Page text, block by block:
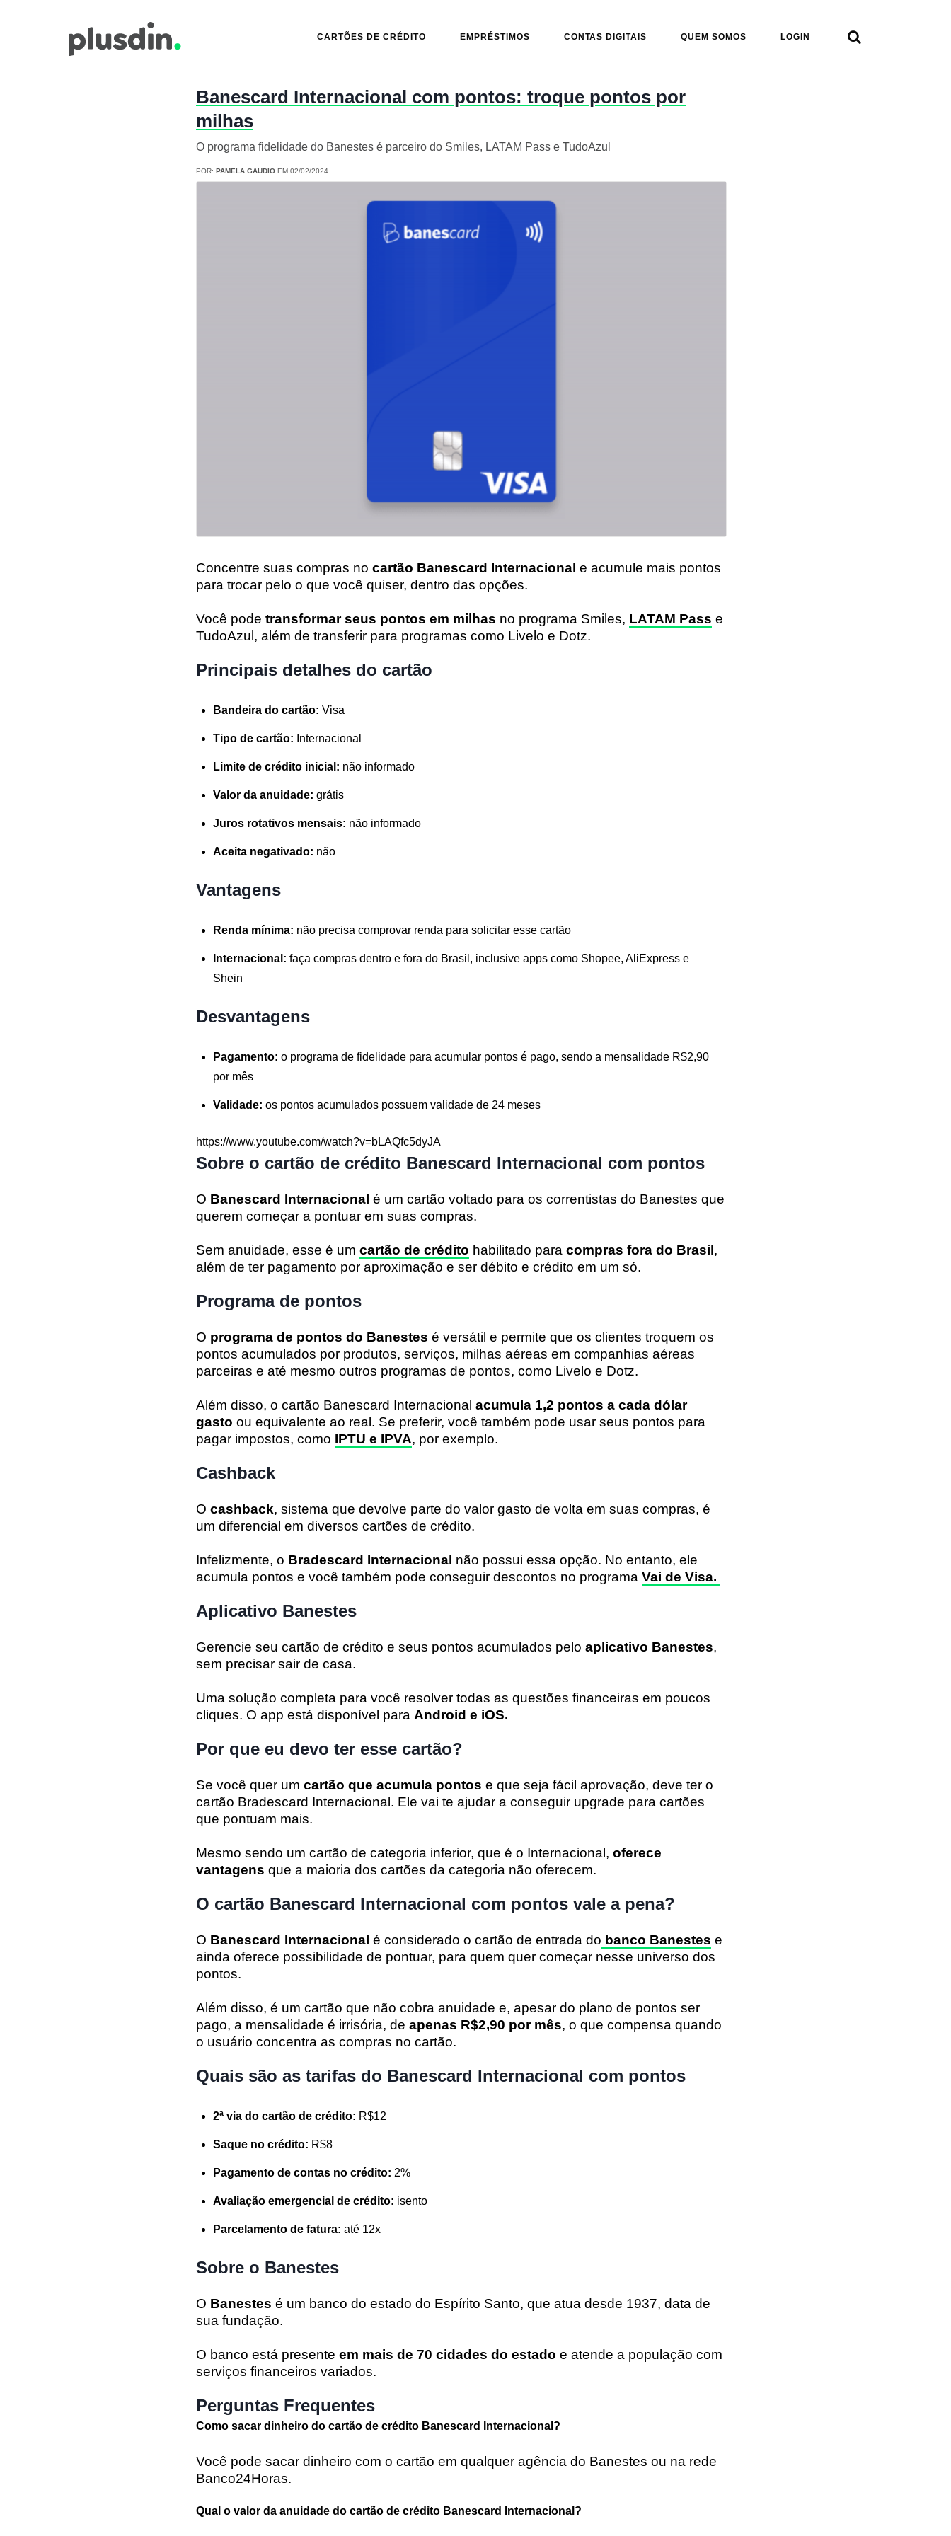
CARTÕES DE CRÉDITO EMPRÉSTIMOS CONTAS DIGITAIS QUEM SOMOS LOGIN 
Banescard Internacional com pontos: troque pontos por
milhas
O programa fidelidade do Banestes é parceiro do Smiles, LATAM Pass e TudoAzul
POR: PAMELA GAUDIO EM 02/02/2024
Concentre suas compras no cartão Banescard Internacional e acumule mais pontos
para trocar pelo o que você quiser, dentro das opções.
Você pode transformar seus pontos em milhas no programa Smiles, LATAM Pass e
TudoAzul, além de transferir para programas como Livelo e Dotz.
Principais detalhes do cartão
Bandeira do cartão: Visa
Tipo de cartão: Internacional
Limite de crédito inicial: não informado
Valor da anuidade: grátis
Juros rotativos mensais: não informado
Aceita negativado: não
Vantagens
Renda mínima: não precisa comprovar renda para solicitar esse cartão
Internacional: faça compras dentro e fora do Brasil, inclusive apps como Shopee, AliExpress e
Shein
Desvantagens
Pagamento: o programa de fidelidade para acumular pontos é pago, sendo a mensalidade R$2,90
por mês
Validade: os pontos acumulados possuem validade de 24 meses
https://www.youtube.com/watch?v=bLAQfc5dyJA
Sobre o cartão de crédito Banescard Internacional com pontos
O Banescard Internacional é um cartão voltado para os correntistas do Banestes que
querem começar a pontuar em suas compras.
Sem anuidade, esse é um cartão de crédito habilitado para compras fora do Brasil,
além de ter pagamento por aproximação e ser débito e crédito em um só.
Programa de pontos
O programa de pontos do Banestes é versátil e permite que os clientes troquem os
pontos acumulados por produtos, serviços, milhas aéreas em companhias aéreas
parceiras e até mesmo outros programas de pontos, como Livelo e Dotz.
Além disso, o cartão Banescard Internacional acumula 1,2 pontos a cada dólar
gasto ou equivalente ao real. Se preferir, você também pode usar seus pontos para
pagar impostos, como IPTU e IPVA, por exemplo.
Cashback
O cashback, sistema que devolve parte do valor gasto de volta em suas compras, é
um diferencial em diversos cartões de crédito.
Infelizmente, o Bradescard Internacional não possui essa opção. No entanto, ele
acumula pontos e você também pode conseguir descontos no programa Vai de Visa.
Aplicativo Banestes
Gerencie seu cartão de crédito e seus pontos acumulados pelo aplicativo Banestes,
sem precisar sair de casa.
Uma solução completa para você resolver todas as questões financeiras em poucos
cliques. O app está disponível para Android e iOS.
Por que eu devo ter esse cartão?
Se você quer um cartão que acumula pontos e que seja fácil aprovação, deve ter o
cartão Bradescard Internacional. Ele vai te ajudar a conseguir upgrade para cartões
que pontuam mais.
Mesmo sendo um cartão de categoria inferior, que é o Internacional, oferece
vantagens que a maioria dos cartões da categoria não oferecem.
O cartão Banescard Internacional com pontos vale a pena?
O Banescard Internacional é considerado o cartão de entrada do banco Banestes e
ainda oferece possibilidade de pontuar, para quem quer começar nesse universo dos
pontos.
Além disso, é um cartão que não cobra anuidade e, apesar do plano de pontos ser
pago, a mensalidade é irrisória, de apenas R$2,90 por mês, o que compensa quando
o usuário concentra as compras no cartão.
Quais são as tarifas do Banescard Internacional com pontos
2ª via do cartão de crédito: R$12
Saque no crédito: R$8
Pagamento de contas no crédito: 2%
Avaliação emergencial de crédito: isento
Parcelamento de fatura: até 12x
Sobre o Banestes
O Banestes é um banco do estado do Espírito Santo, que atua desde 1937, data de
sua fundação.
O banco está presente em mais de 70 cidades do estado e atende a população com
serviços financeiros variados.
Perguntas Frequentes
Como sacar dinheiro do cartão de crédito Banescard Internacional?
Você pode sacar dinheiro com o cartão em qualquer agência do Banestes ou na rede
Banco24Horas.
Qual o valor da anuidade do cartão de crédito Banescard Internacional?